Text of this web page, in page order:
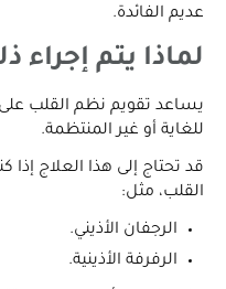
عديم الفائدة.
لماذا يتم إجراء
يساعد تقويم نظم القلب
للغاية أو غير المنتظمة.
قد تحتاج إلى هذا العلاج
القلب، مثل:
الرجفان الأذيني.
الرفرفة الأذينية.